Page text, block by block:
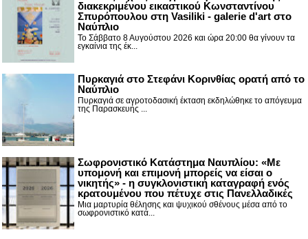
διακεκριμένου εικαστικού Κωνσταντίνου
Σπυρόπουλου στη Vasiliki - galerie d'art στο
Ναύπλιο
Το Σάββατο 8 Αυγούστου 2026 και ώρα 20:00 θα γίνουν τα
εγκαίνια της έκ...
Πυρκαγιά στο Στεφάνι Κορινθίας ορατή από το
Ναύπλιο
Πυρκαγιά σε αγροτοδασική έκταση εκδηλώθηκε το απόγευμα
της Παρασκευής ...
Σωφρονιστικό Κατάστημα Ναυπλίου: «Με
υπομονή και επιμονή μπορείς να είσαι ο
νικητής» - η συγκλονιστική καταγραφή ενός
κρατουμένου που πέτυχε στις Πανελλαδικές
Μια μαρτυρία θέλησης και ψυχικού σθένους μέσα από το
σωφρονιστικό κατά...